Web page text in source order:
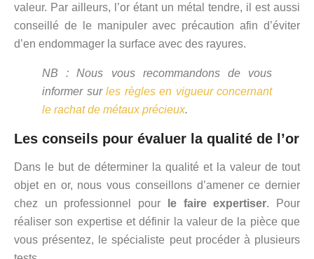
valeur. Par ailleurs, l’or étant un métal tendre, il est aussi
conseillé de le manipuler avec précaution afin d’éviter
d’en endommager la surface avec des rayures.
NB : Nous vous recommandons de vous
informer sur les règles en vigueur concernant
le rachat de métaux précieux.
Les conseils pour évaluer la qualité de l’or
Dans le but de déterminer la qualité et la valeur de tout
objet en or, nous vous conseillons d’amener ce dernier
chez un professionnel pour
le faire expertiser. Pour
réaliser son expertise et définir la valeur de la pièce que
vous présentez, le spécialiste peut procéder à plusieurs